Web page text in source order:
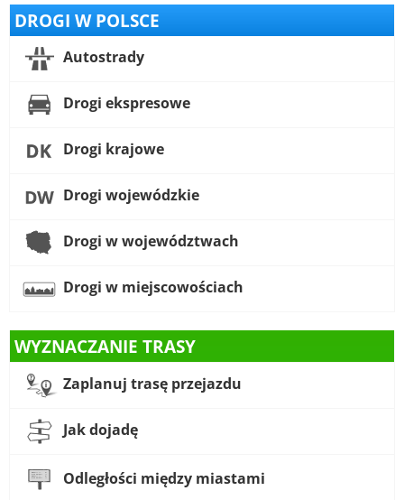
DROGI W POLSCE
Autostrady
Drogi ekspresowe
Drogi krajowe
Drogi wojewódzkie
Drogi w województwach
Drogi w miejscowościach
WYZNACZANIE TRASY
Zaplanuj trasę przejazdu
Jak dojadę
Odległości między miastami